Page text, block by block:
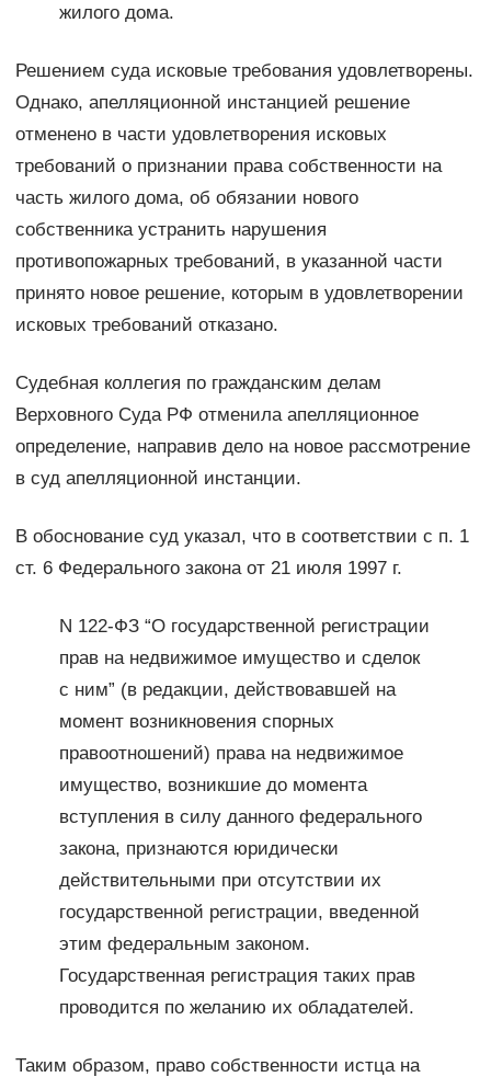
жилого дома.
Решением суда исковые требования удовлетворены.
Однако, апелляционной инстанцией решение
отменено в части удовлетворения исковых
требований о признании права собственности на
часть жилого дома, об обязании нового
собственника устранить нарушения
противопожарных требований, в указанной части
принято новое решение, которым в удовлетворении
исковых требований отказано.
Судебная коллегия по гражданским делам
Верховного Суда РФ отменила апелляционное
определение, направив дело на новое рассмотрение
в суд апелляционной инстанции.
В обоснование суд указал, что в соответствии с п. 1
ст. 6 Федерального закона от 21 июля 1997 г.
N 122-ФЗ “О государственной регистрации
прав на недвижимое имущество и сделок
с ним” (в редакции, действовавшей на
момент возникновения спорных
правоотношений) права на недвижимое
имущество, возникшие до момента
вступления в силу данного федерального
закона, признаются юридически
действительными при отсутствии их
государственной регистрации, введенной
этим федеральным законом.
Государственная регистрация таких прав
проводится по желанию их обладателей.
Таким образом, право собственности истца на